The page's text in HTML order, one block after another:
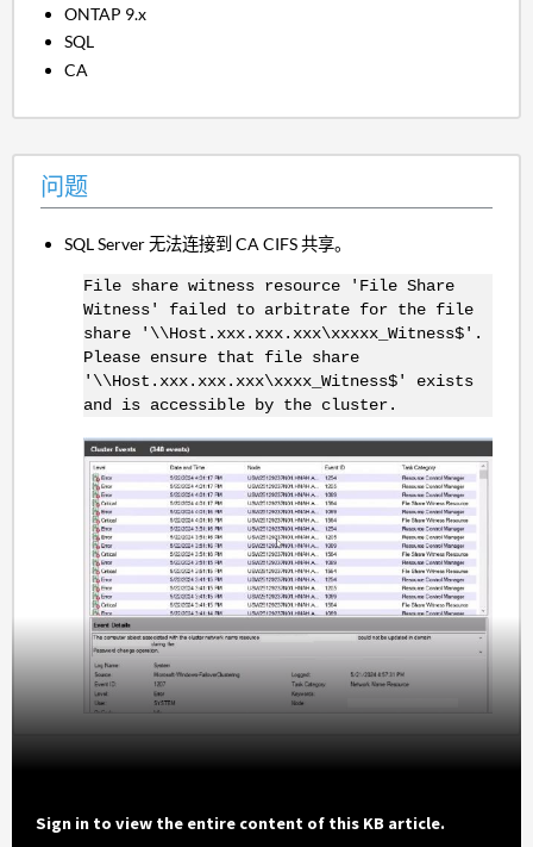
ONTAP 9.x
SQL
CA
问题
SQL Server 无法连接到 CA CIFS 共享。
File share witness resource 'File Share
Witness' failed to arbitrate for the file
share '\\Host.xxx.xxx.xxx\xxxxx_Witness$'.
Please ensure that file share
'\\Host.xxx.xxx.xxx\xxxx_Witness$' exists
and is accessible by the cluster.
Sign in to view the entire content of this KB article.